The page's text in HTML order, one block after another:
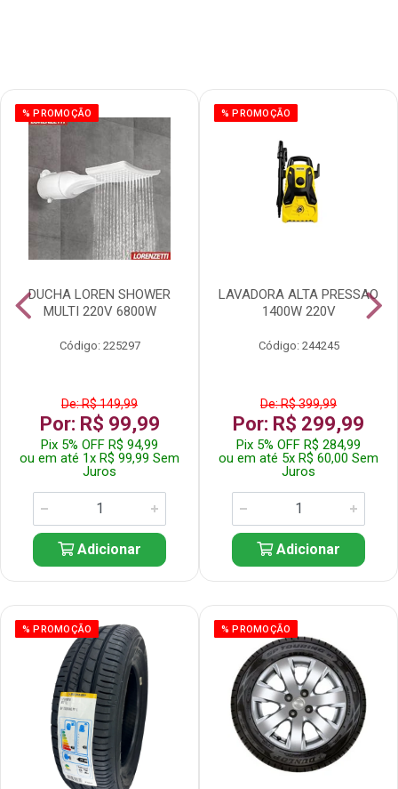
% PROMOÇÃO
DUCHA LOREN SHOWER
MULTI 220V 6800W
Código: 225297
De: R$ 149,99
Por: R$ 99,99
Pix 5% OFF R$ 94,99
ou em até 1x R$ 99,99 Sem
Juros
Adicionar
% PROMOÇÃO
LAVADORA ALTA PRESSAO
1400W 220V
Código: 244245
De: R$ 399,99
Por: R$ 299,99
Pix 5% OFF R$ 284,99
ou em até 5x R$ 60,00 Sem
Juros
Adicionar
% PROMOÇÃO % PROMOÇÃO